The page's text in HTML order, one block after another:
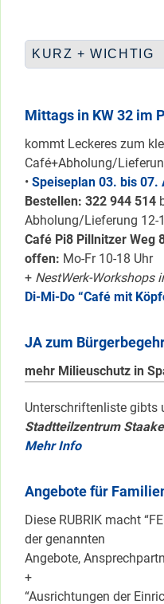
KURZ + WICHTIG
Mittags in KW 32 im
kommt Leckeres zum
Café+Abholung/
• Speiseplan 03. bis 07.
Bestellen: 322 944 514
Abholung/Lieferung 12-
Café Pi8 Pillnitzer Weg
offen: Mo-Fr 10-18 Uhr
+ NestWerk-Workshops
Di-Mi-Do “Café mit
JA zum
mehr Milieuschutz in
Unterschriftenliste gibts
Stadtteilzentrum
Mehr Info
Angebote für
Diese RUBRIK macht
der genannten
Angebote,
+
“Ausrichtungen der